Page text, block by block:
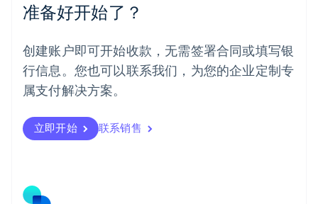
准备好开始了？
创建账户即可开始收款，无需签署合同或填写银
行信息。您也可以联系我们，为您的企业定制专
属支付解决方案。
立即开始 联系销售
挪威
葡萄牙
Português English
日本
日本語English
瑞典
瑞士
DeutschFrançais
English